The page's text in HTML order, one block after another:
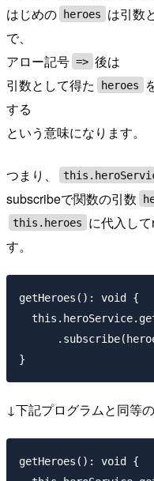
はじめの
heroes は引数
で、
アロー記号 => 後は
引数として得た
heroes
する
という意味になります。
つまり、
subscribeで関数の引数
this.heroes
に代入し
す。
getHeroes(): void {
↓下記プログラムと同等
getHeroes(): void {